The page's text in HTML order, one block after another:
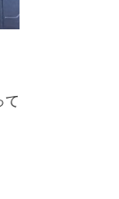
て